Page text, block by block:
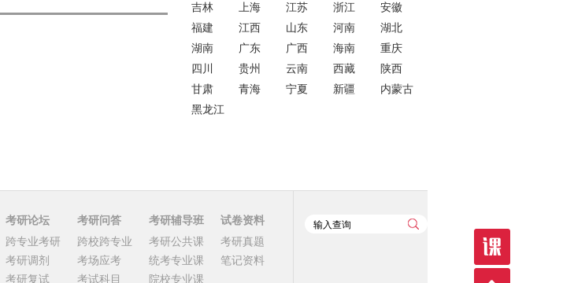
吉林
上海 江苏 浙江
安徽
福建
江西 山东 河南
湖北
湖南
广东 广西 海南
重庆
四川
贵州 云南 西藏
陕西
甘肃
青海 宁夏 新疆
内蒙古
黑龙江
考研论坛
跨专业考研
考研调剂
考研复试
考研问答
跨校跨专业
考场应考
考试科目
考研辅导班
考研公共课
统考专业课
院校专业课
试卷资料
考研真题
笔记资料